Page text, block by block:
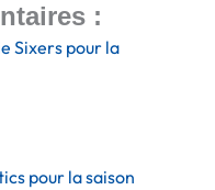
:
Sixers pour la
pour la saison